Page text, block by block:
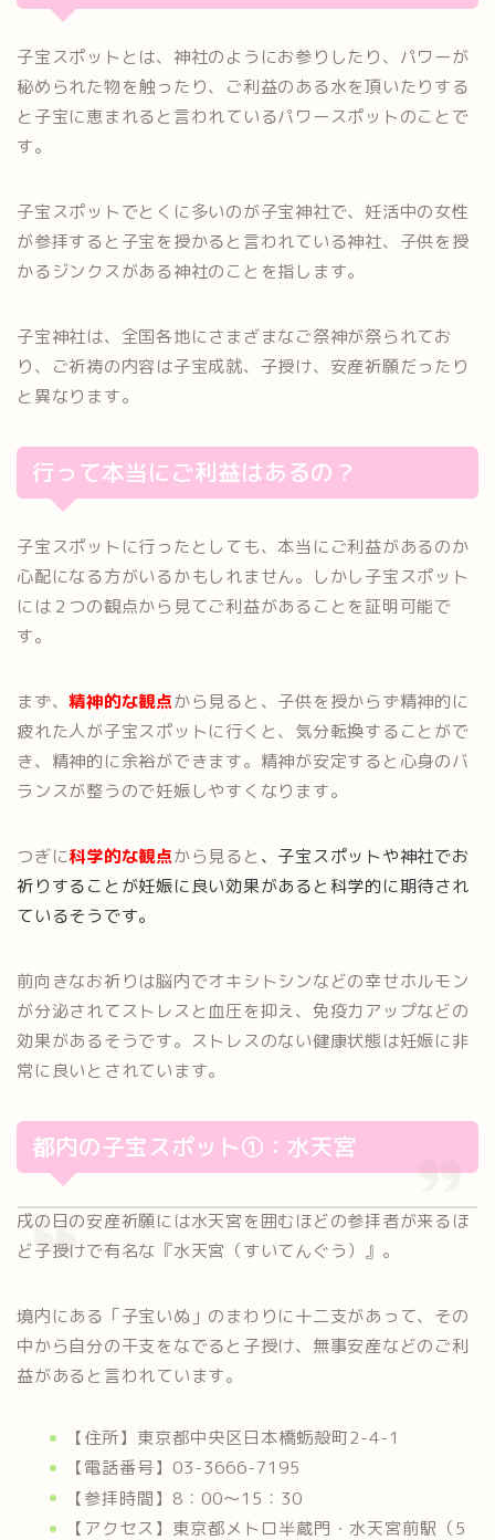
子宝スポットとは、神社のようにお参りしたり、パワーが
秘められた物を触ったり、ご利益のある水を頂いたりする
と子宝に恵まれると言われているパワースポットのことで
す。
子宝スポットでとくに多いのが子宝神社で、妊活中の女性
が参拝すると子宝を授かると言われている神社、子供を授
かるジンクスがある神社のことを指します。
子宝神社は、全国各地にさまざまなご祭神が祭られてお
り、ご祈祷の内容は子宝成就、子授け、安産祈願だったり
と異なります。
行って本当にご利益はあるの？
子宝スポットに行ったとしても、本当にご利益があるのか
心配になる方がいるかもしれません。しかし子宝スポット
には２つの観点から見てご利益があることを証明可能で
す。
まず、精神的な観点から見ると、子供を授からず精神的に
疲れた人が子宝スポットに行くと、気分転換することがで
き、精神的に余裕ができます。精神が安定すると心身のバ
ランスが整うので妊娠しやすくなります。
つぎに科学的な観点から見ると 、子宝スポットや神社でお
祈りすることが妊娠に良い効果があると科学的に期待され
ているそうです。
前向きなお祈りは脳内でオキシトシンなどの幸せホルモン
が分泌されてストレスと血圧を抑え、免疫力アップなどの
効果があるそうです。ストレスのない健康状態は妊娠に非
常に良いとされています。
都内の子宝スポット①：水天宮
戌の日の安産祈願には水天宮を囲むほどの参拝者が来るほ
ど子授けで有名な『水天宮（すいてんぐう）』。
境内にある「子宝いぬ」のまわりに十二支があって、その
中から自分の干支をなでると子授け、無事安産などのご利
益があると言われています。
【住所】東京都中央区日本橋蛎殻町2-4-1
【電話番号】03-3666-7195
【参拝時間】8：00～15：30
【アクセス】東京都メトロ半蔵門・水天宮前駅（5